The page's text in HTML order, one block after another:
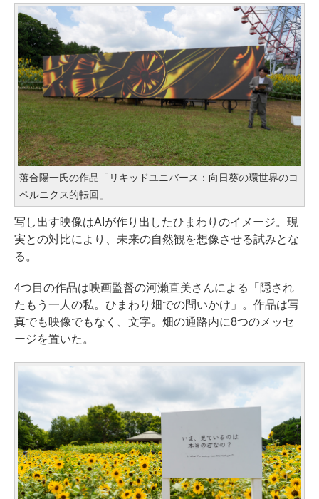
落合陽一氏の作品「リキッドユニバース：向日葵の環世界のコ
ペルニクス的転回」
写し出す映像はAIが作り出したひまわりのイメージ。現
実との対比により、未来の自然観を想像させる試みとな
る。
4つ目の作品は映画監督の河瀨直美さんによる「隠され
たもう一人の私。ひまわり畑での問いかけ」。作品は写
真でも映像でもなく、文字。畑の通路内に8つのメッセ
ージを置いた。